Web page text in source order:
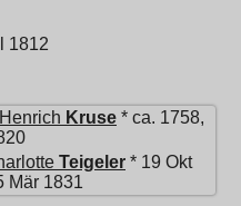
1812
Kruse * ca. 1758,
Teigeler * 19 Okt
Mär 1831